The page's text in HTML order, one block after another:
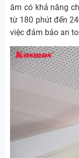
âm có khả năng
từ 180 phút đến
việc đảm bảo an